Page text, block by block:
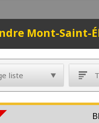
Mont-Saint-
liste